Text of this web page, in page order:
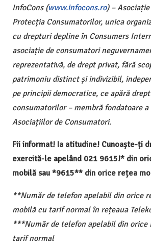
InfoCons (www.infocons.ro) –
Protecția Consumatorilor, unica
cu drepturi depline în Consumers
asociație de consumatori
reprezentativă, de drept privat, fără
patrimoniu distinct și indivizibil,
pe principii democratice, ce apără
consumatorilor – membră fondatoare a
Asociațiilor de Consumatori.
Fii informat! Ia atitudine! Cunoaște-ți
exercită-le apelând 021 9615!* din
mobilă sau *9615** din orice rețea
**Număr de telefon apelabil din orice
mobilă cu tarif normal în rețeaua
***Număr de telefon apelabil din orice
tarif normal